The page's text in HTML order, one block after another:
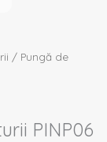
/ Pungă de
PINP06